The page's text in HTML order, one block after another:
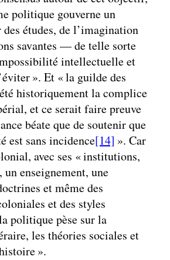
politique gouverne un
études, de l’imagination
savantes — de telle sorte
intellectuelle et
». Et « la guilde des
historiquement la complice
et ce serait faire preuve
béate que de soutenir que
est sans incidence[14] ». Car
avec ses « institutions,
enseignement, une
et même des
et des styles
politique pèse sur la
les théories sociales et
».